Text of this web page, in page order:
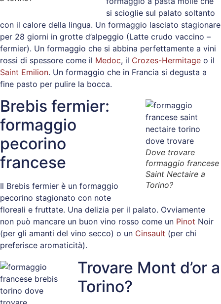
si scioglie sul palato soltanto
con il calore della lingua. Un formaggio lasciato stagionare
per 28 giorni in grotte d’alpeggio (Latte crudo vaccino –
fermier). Un formaggio che si abbina perfettamente a vini
rossi di spessore come il Medoc, il Crozes-Hermitage o il
Saint Emilion. Un formaggio che in Francia si degusta a
fine pasto per pulire la bocca.
Dove trovare
formaggio francese
Saint Nectaire a
Torino?
Brebis fermier:
formaggio
pecorino
francese
Il Brebis fermier è un formaggio
pecorino stagionato con note
floreali e fruttate. Una delizia per il palato. Ovviamente
non può mancare un buon vino rosso come un Pinot Noir
(per gli amanti del vino secco) o un Cinsault (per chi
preferisce aromaticità).
Trovare Mont d’or a
Torino?